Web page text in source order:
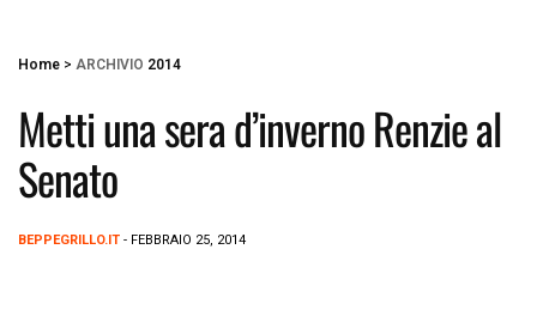
Home > ARCHIVIO 2014
Metti una sera d’inverno Renzie al
Senato
BEPPEGRILLO.IT - FEBBRAIO 25, 2014